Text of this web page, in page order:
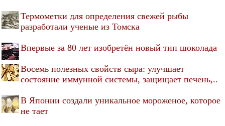
Термометки для определения свежей рыбы
разработали ученые из Томска
Впервые за 80 лет изобретён новый тип шоколада
Восемь полезных свойств сыра: улучшает
состояние иммунной системы, защищает печень,..
В Японии создали уникальное мороженое, которое
не тает